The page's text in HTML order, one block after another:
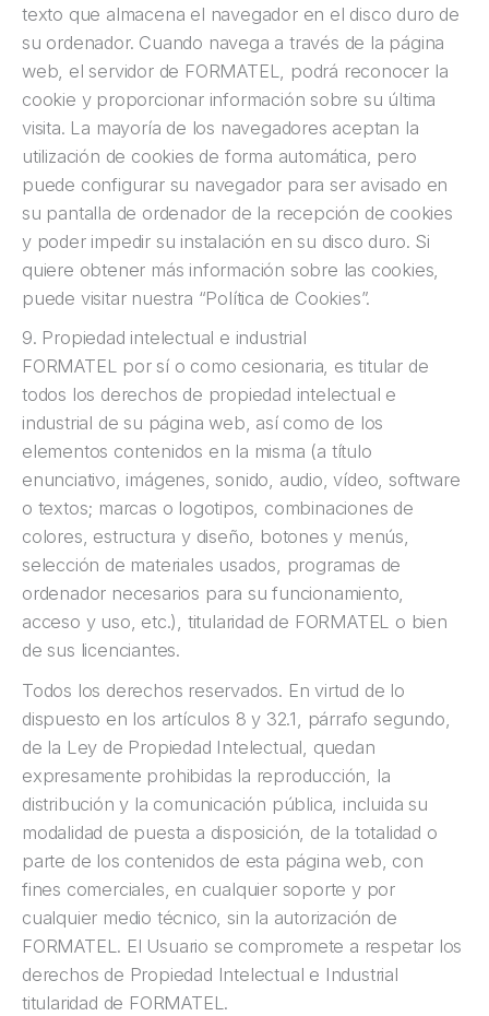
texto que almacena el navegador en el disco duro de
su ordenador. Cuando navega a través de la página
web, el servidor de FORMATEL, podrá reconocer la
cookie y proporcionar información sobre su última
visita. La mayoría de los navegadores aceptan la
utilización de cookies de forma automática, pero
puede configurar su navegador para ser avisado en
su pantalla de ordenador de la recepción de cookies
y poder impedir su instalación en su disco duro. Si
quiere obtener más información sobre las cookies,
puede visitar nuestra “Política de Cookies”.
9. Propiedad intelectual e industrial
FORMATEL por sí o como cesionaria, es titular de
todos los derechos de propiedad intelectual e
industrial de su página web, así como de los
elementos contenidos en la misma (a título
enunciativo, imágenes, sonido, audio, vídeo, software
o textos; marcas o logotipos, combinaciones de
colores, estructura y diseño, botones y menús,
selección de materiales usados, programas de
ordenador necesarios para su funcionamiento,
acceso y uso, etc.), titularidad de FORMATEL o bien
de sus licenciantes.
Todos los derechos reservados. En virtud de lo
dispuesto en los artículos 8 y 32.1, párrafo segundo,
de la Ley de Propiedad Intelectual, quedan
expresamente prohibidas la reproducción, la
distribución y la comunicación pública, incluida su
modalidad de puesta a disposición, de la totalidad o
parte de los contenidos de esta página web, con
fines comerciales, en cualquier soporte y por
cualquier medio técnico, sin la autorización de
FORMATEL. El Usuario se compromete a respetar los
derechos de Propiedad Intelectual e Industrial
titularidad de FORMATEL.